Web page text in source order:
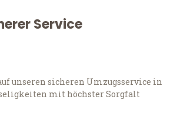
Service
unseren sicheren Umzugsservice in
mit höchster Sorgfalt